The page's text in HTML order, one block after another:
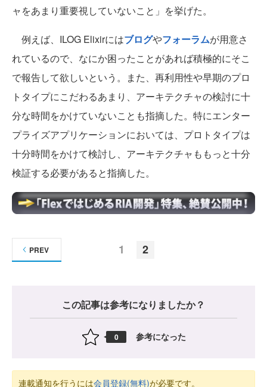
ャをあまり重要視していないこと」を挙げた。
例えば、ILOG Elixirにはブログやフォーラムが用意さ
れているので、なにか困ったことがあれば積極的にそこ
で報告して欲しいという。また、再利用性や早期のプロ
トタイプにこだわるあまり、アーキテクチャの検討に十
分な時間をかけていないことも指摘した。特にエンター
プライズアプリケーションにおいては、プロトタイプは
十分時間をかけて検討し、アーキテクチャももっと十分
検証する必要があると指摘した。
1 2
PREV
この記事は参考になりましたか？
0 参考になった
連載通知を行うには会員登録(無料)が必要です。